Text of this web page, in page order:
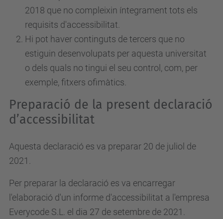
2018 que no compleixin íntegrament tots els
requisits d'accessibilitat.
Hi pot haver continguts de tercers que no
estiguin desenvolupats per aquesta universitat
o dels quals no tingui el seu control, com, per
exemple, fitxers ofimàtics.
Preparació de la present declaració
d’accessibilitat
Aquesta declaració es va preparar 20 de juliol de
2021.
Per preparar la declaració es va encarregar
l'elaboració d'un informe d'accessibilitat a l'empresa
Everycode S.L. el dia 27 de setembre de 2021.